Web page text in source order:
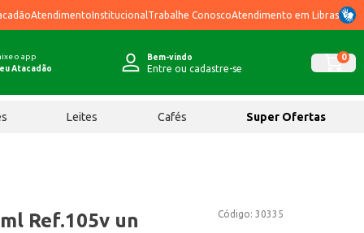
AtendimentoInstitucional Trabalhe ConoscoAtendimento em Libras
o app
Atacadão
Bem-vindo
Entre ou cadastre-se
0
Leites Cafés Super Ofertas
Código: 30335
Ref.105v un